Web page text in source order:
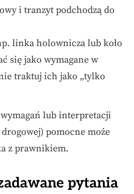
i tranzyt podchodzą do
linka holownicza lub koło
się jako wymagane w
traktuj ich jako „tylko
lub interpretacji
pomocne może
z prawnikiem.
pytania